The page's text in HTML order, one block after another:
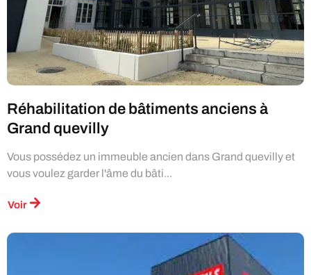
Réhabilitation de bâtiments anciens à
Grand quevilly
Vous possédez un immeuble ancien dans Grand quevilly et
vous voulez garder l'âme du bâti...
Voir